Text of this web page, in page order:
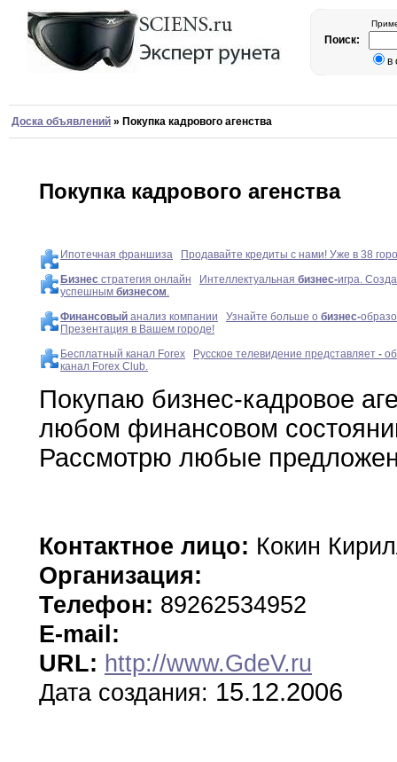
Поиск:
в
Доска объявлений » Покупка кадрового агенства
Покупка кадрового агенства
Ипотечная франшиза
Продавайте кредиты с нами! Уже в 38
Бизнес стратегия онлайн Интеллектуальная бизнес-игра.
успешным бизнесом.
Финансовый анализ компании Узнайте больше о бизнес-
Презентация в Вашем городе!
Бесплатный канал Forex
Русское телевидение представляет -
канал Forex Club.
Покупаю бизнес-кадровое
любом финансовом
Рассмотрю любые
Контактное лицо: Кокин
Организация:
Телефон: 89262534952
E-mail:
URL: http://www.GdeV.ru
Дата создания: 15.12.2006